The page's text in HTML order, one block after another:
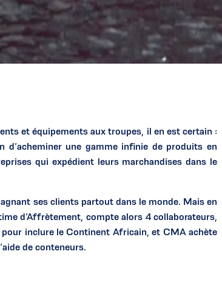
et équipements aux troupes, il en est certain :
une gamme infinie de produits en
qui expédient leurs marchandises dans le
ses clients partout dans le monde. Mais en
d’Affrètement, compte alors 4 collaborateurs,
inclure le Continent Africain, et CMA achète
de conteneurs.